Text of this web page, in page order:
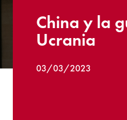
China y la
Ucrania
03/03/2023